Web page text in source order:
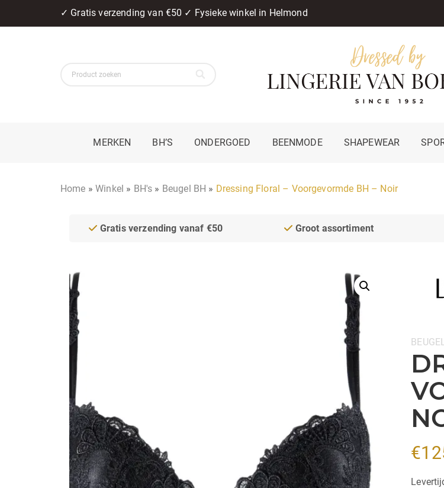
✓ Gratis verzending van €50 ✓ Fysieke winkel in Helmond
MERKEN BH’S ONDERGOED BEENMODE SHAPEWEAR
Home »Winkel » BH's » Beugel BH » Dressing Floral – Voorgevormde BH – Noir
Gratis verzending vanaf €50 Groot assortiment
€